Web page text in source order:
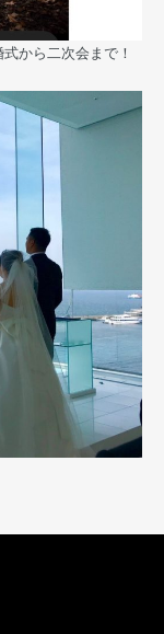
から二次会まで！